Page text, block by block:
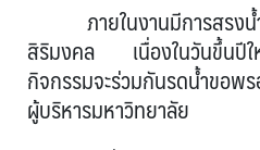
ภายในงานมีการสรงน้ำ
สิริมงคล เนื่องในวันขึ้นปี
กิจกรรมจะร่วมกันรดน้ำขอพ
ผู้บริหารมหาวิทยาลัย